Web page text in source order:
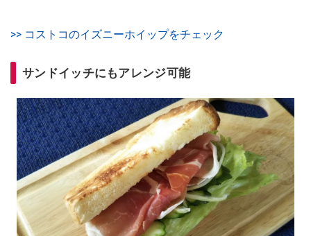
>> コストコのイズニーホイップをチェック
サンドイッチにもアレンジ可能